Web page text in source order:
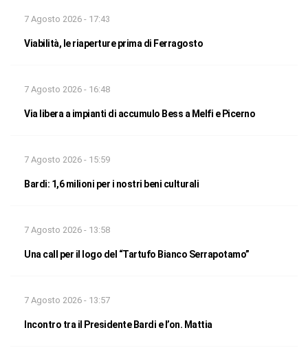
7 Agosto 2026 - 17:43
Viabilità, le riaperture prima di Ferragosto
7 Agosto 2026 - 16:48
Via libera a impianti di accumulo Bess a Melfi e Picerno
7 Agosto 2026 - 15:59
Bardi: 1,6 milioni per i nostri beni culturali
7 Agosto 2026 - 13:58
Una call per il logo del “Tartufo Bianco Serrapotamo”
7 Agosto 2026 - 13:57
Incontro tra il Presidente Bardi e l’on. Mattia